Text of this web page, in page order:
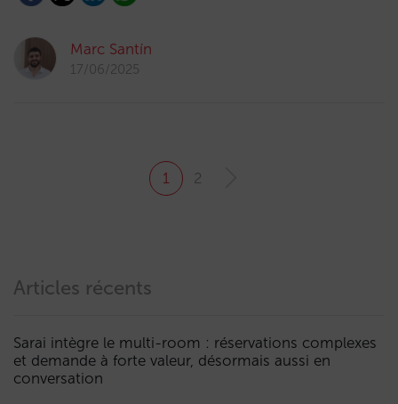
Marc Santín
17/06/2025
1 2
Articles récents
Sarai intègre le multi-room : réservations complexes
et demande à forte valeur, désormais aussi en
conversation